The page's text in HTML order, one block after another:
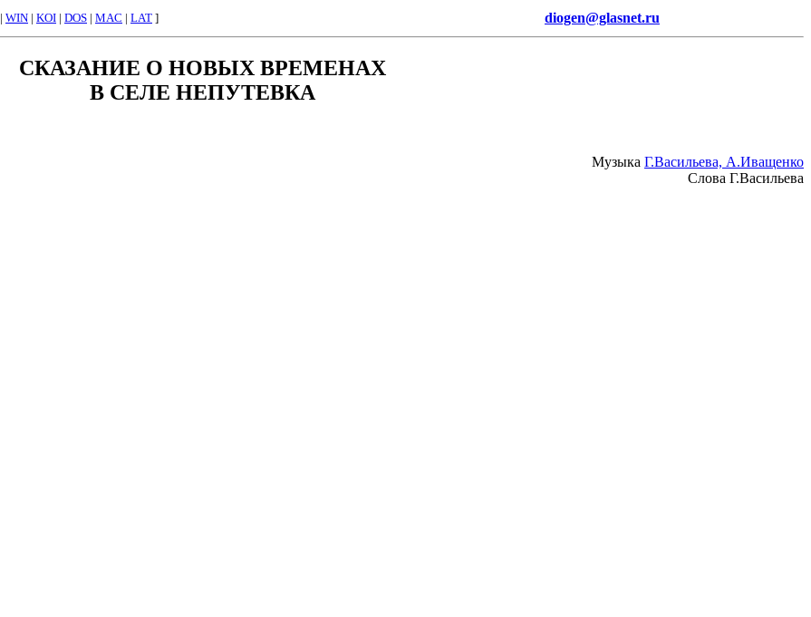
| WIN | KOI | DOS | MAC | LAT ] diogen@glasnet.ru
СКАЗАНИЕ О НОВЫХ ВРЕМЕНАХ
В СЕЛЕ НЕПУТЕВКА
Музыка Г.Васильева, А.Иващенко
Слова Г.Васильева